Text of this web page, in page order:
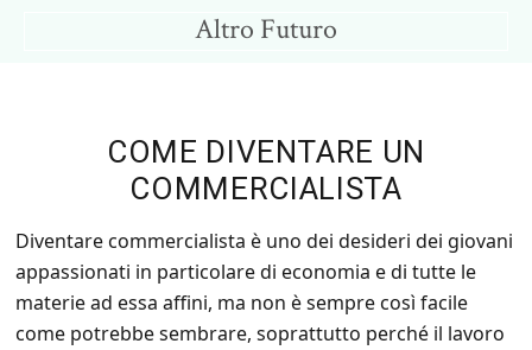
Altro Futuro
COME DIVENTARE UN
COMMERCIALISTA
Diventare commercialista è uno dei desideri dei giovani
appassionati in particolare di economia e di tutte le
materie ad essa affini, ma non è sempre così facile
come potrebbe sembrare, soprattutto perché il lavoro